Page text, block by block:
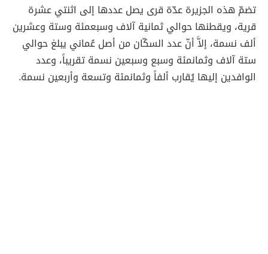
تضمّ هذه الجزيرة عدّة قرى يصل عددها إلى اثنتي عشرة
قرية، ويقطنها حوالي ثمانية آلاف وسبعمئة وستة وعشرين
ألف نسمة، إلاَّ أنّ عدد السكّان من أصل عُماني يبلغ حوالي
ستة آلاف وثمانمئة وسبع وسبعين نسمة تقريباً، وعدد
الوافدين إليها يُقارب ألفاً وثمانمئة وتسعة وأربعين نسمة.